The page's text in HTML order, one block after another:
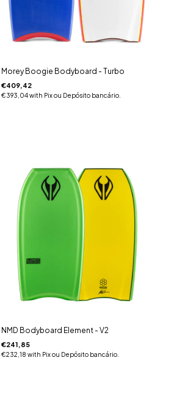
Morey Boogie Bodyboard - Turbo
€409,42
€393,04with Pix ou Depósito bancário.
NMD Bodyboard Element - V2
€241,85
€232,18 with Pix ou Depósito bancário.